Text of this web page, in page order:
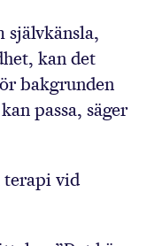
självkänsla,
kan det
bakgrunden
passa, säger
terapi vid